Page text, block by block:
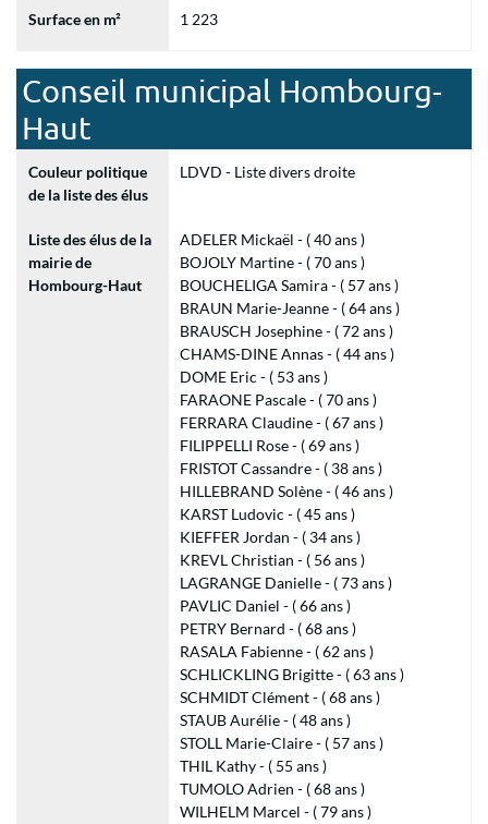
Surface en m² 1 223
Conseil municipal Hombourg-
Haut
Couleur politique
de la liste des élus
LDVD - Liste divers droite
Liste des élus de la
mairie de
Hombourg-Haut
ADELER Mickaël - ( 40 ans )
BOJOLY Martine - ( 70 ans )
BOUCHELIGA Samira - ( 57 ans )
BRAUN Marie-Jeanne - ( 64 ans )
BRAUSCH Josephine - ( 72 ans )
CHAMS-DINE Annas - ( 44 ans )
DOME Eric - ( 53 ans )
FARAONE Pascale - ( 70 ans )
FERRARA Claudine - ( 67 ans )
FILIPPELLI Rose - ( 69 ans )
FRISTOT Cassandre - ( 38 ans )
HILLEBRAND Solène - ( 46 ans )
KARST Ludovic - ( 45 ans )
KIEFFER Jordan - ( 34 ans )
KREVL Christian - ( 56 ans )
LAGRANGE Danielle - ( 73 ans )
PAVLIC Daniel - ( 66 ans )
PETRY Bernard - ( 68 ans )
RASALA Fabienne - ( 62 ans )
SCHLICKLING Brigitte - ( 63 ans )
SCHMIDT Clément - ( 68 ans )
STAUB Aurélie - ( 48 ans )
STOLL Marie-Claire - ( 57 ans )
THIL Kathy - ( 55 ans )
TUMOLO Adrien - ( 68 ans )
WILHELM Marcel - ( 79 ans )